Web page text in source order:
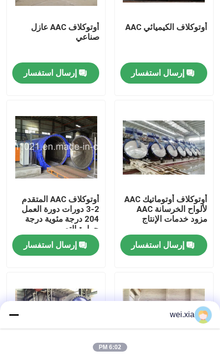
المنزل
فيديوهات
حولنا
جولة في المصنع
أخبار
القضايا
اﻷوتوكﻻف الجميح للسيارات
أوتوكلاف الكيميائي AAC
إرسال استفسار
أوتوكلاف AAC عازل
صناعي
إرسال استفسار
أوتوكلاف أوتوماتيك AAC
لألواح الخرسانة AAC
مزود خدمات الإنتاج
إرسال استفسار
أوتوكلاف AAC المتقدم
2-3 دورات دورة العمل
204 درجة مئوية درجة
حرارة التصميم
إرسال استفسار
wei.xia
6:02 PM